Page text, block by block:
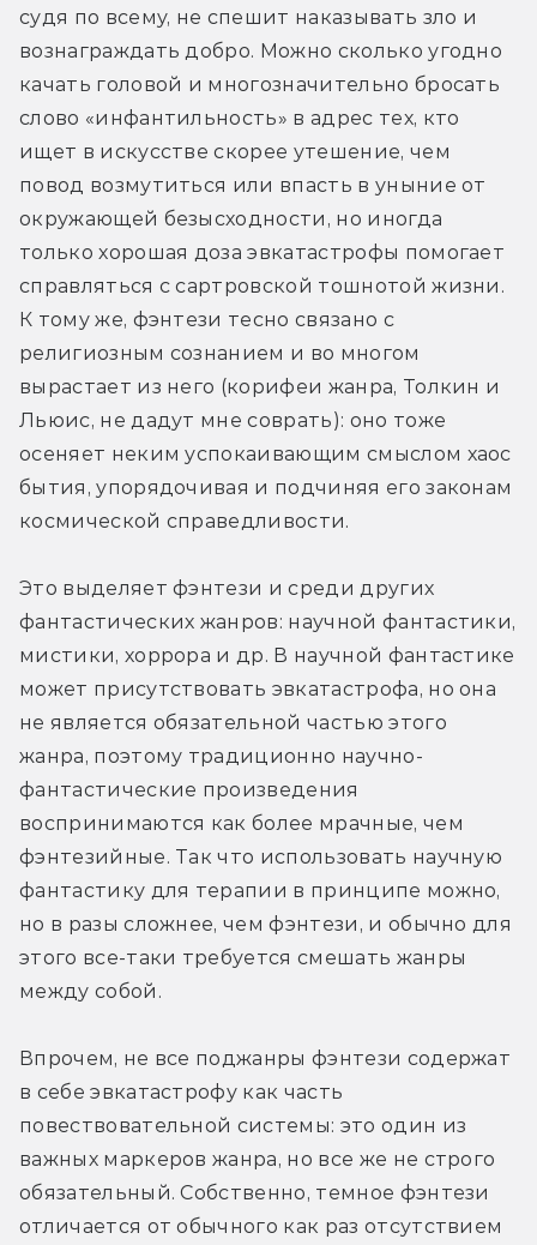
судя по всему, не спешит наказывать зло и
вознаграждать добро. Можно сколько угодно
качать головой и многозначительно бросать
слово «инфантильность» в адрес тех, кто
ищет в искусстве скорее утешение, чем
повод возмутиться или впасть в уныние от
окружающей безысходности, но иногда
только хорошая доза эвкатастрофы помогает
справляться с сартровской тошнотой жизни.
К тому же, фэнтези тесно связано с
религиозным сознанием и во многом
вырастает из него (корифеи жанра, Толкин и
Льюис, не дадут мне соврать): оно тоже
осеняет неким успокаивающим смыслом хаос
бытия, упорядочивая и подчиняя его законам
космической справедливости.
Это выделяет фэнтези и среди других
фантастических жанров: научной фантастики,
мистики, хоррора и др. В научной фантастике
может присутствовать эвкатастрофа, но она
не является обязательной частью этого
жанра, поэтому традиционно научно-
фантастические произведения
воспринимаются как более мрачные, чем
фэнтезийные. Так что использовать научную
фантастику для терапии в принципе можно,
но в разы сложнее, чем фэнтези, и обычно для
этого все-таки требуется смешать жанры
между собой.
Впрочем, не все поджанры фэнтези содержат
в себе эвкатастрофу как часть
повествовательной системы: это один из
важных маркеров жанра, но все же не строго
обязательный. Собственно, темное фэнтези
отличается от обычного как раз отсутствием